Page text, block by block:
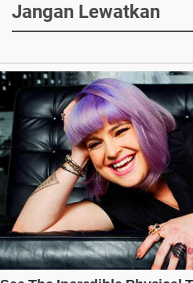
Jangan Lewatkan